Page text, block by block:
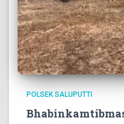
POLSEK SALUPUTTI